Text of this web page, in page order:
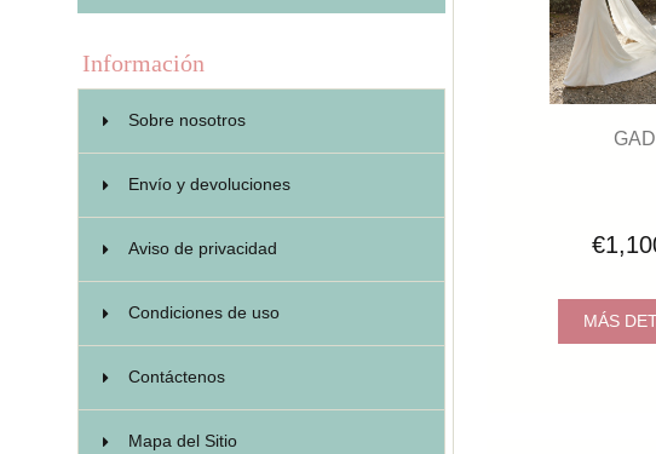
Información
Sobre nosotros
Envío y devoluciones
Aviso de privacidad
Condiciones de uso
Contáctenos
Mapa del Sitio
MÁS